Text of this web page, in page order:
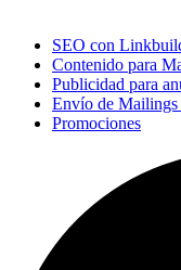
SEO con
Contenido para
Publicidad para
Envío de
Promociones